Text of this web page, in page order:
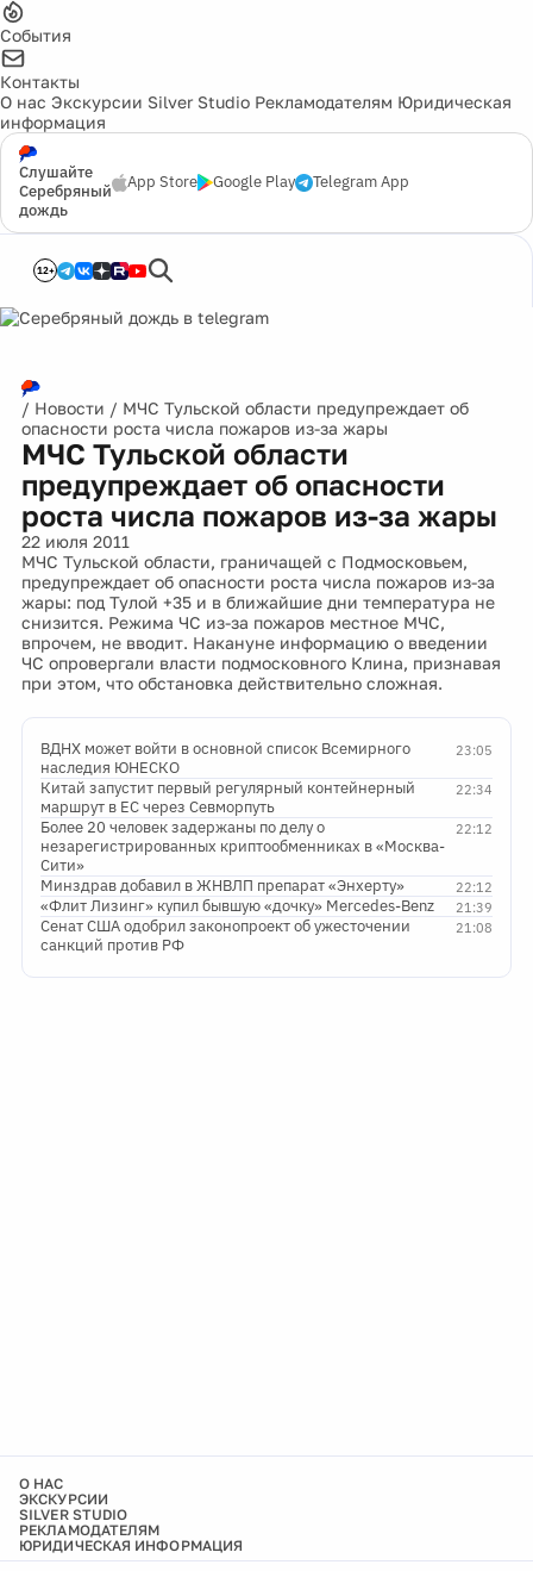
События
Контакты
О нас Экскурсии Silver Studio Рекламодателям Юридическая
информация
Слушайте
Серебряный
дождь
App Store Google Play Telegram App
12+
/ Новости / МЧС Тульской области предупреждает об
опасности роста числа пожаров из-за жары
МЧС Тульской области
предупреждает об опасности
роста числа пожаров из-за жары
22 июля 2011
МЧС Тульской области, граничащей с Подмосковьем,
предупреждает об опасности роста числа пожаров из-за
жары: под Тулой +35 и в ближайшие дни температура не
снизится. Режима ЧС из-за пожаров местное МЧС,
впрочем, не вводит. Накануне информацию о введении
ЧС опровергали власти подмосковного Клина, признавая
при этом, что обстановка действительно сложная.
23:05
ВДНХ может войти в основной список Всемирного
наследия ЮНЕСКО
22:34
Китай запустит первый регулярный контейнерный
маршрут в ЕС через Севморпуть
22:12
Более 20 человек задержаны по делу о
незарегистрированных криптообменниках в «Москва-
Сити»
22:12
Минздрав добавил в ЖНВЛП препарат «Энхерту»
21:39
«Флит Лизинг» купил бывшую «дочку» Mercedes-Benz
21:08
Сенат США одобрил законопроект об ужесточении
санкций против РФ
О НАС
ЭКСКУРСИИ
SILVER STUDIO
РЕКЛАМОДАТЕЛЯМ
ЮРИДИЧЕСКАЯ ИНФОРМАЦИЯ